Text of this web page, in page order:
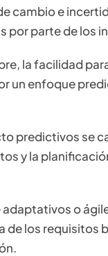
cambio e
por parte de los
la facilidad
un enfoque
predictivos se
y la
o
de los requisitos